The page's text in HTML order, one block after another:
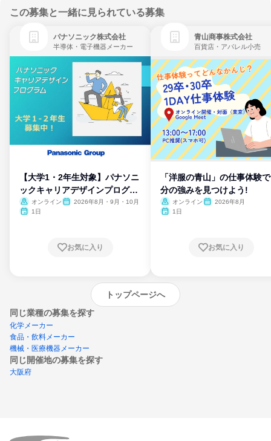
この募集と一緒に見られている募集
パナソニック株式会社
半導体・電子機器メーカー
【大学1・2年生対象】パナソニ
ックキャリアデザインプログラ
ム
オンライン
2026年8月・9月・10月
1日
お気に入り
青山商事株式会社
百貨店・アパレル小売
「洋服の青山」の仕事体験
分の強みを見つけよう!
オンライン
2026年8月
1日
お気に入り
トップページへ
同じ業種の募集を探す
化学メーカー
食品・飲料メーカー
機械・医療機器メーカー
同じ開催地の募集を探す
大阪府